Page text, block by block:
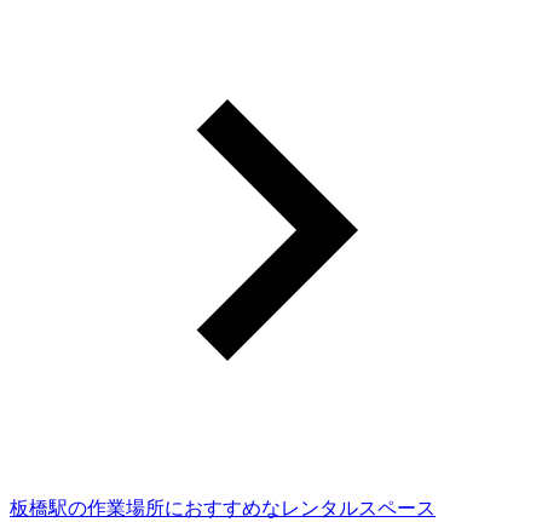
板橋駅の作業場所におすすめなレンタルスペース